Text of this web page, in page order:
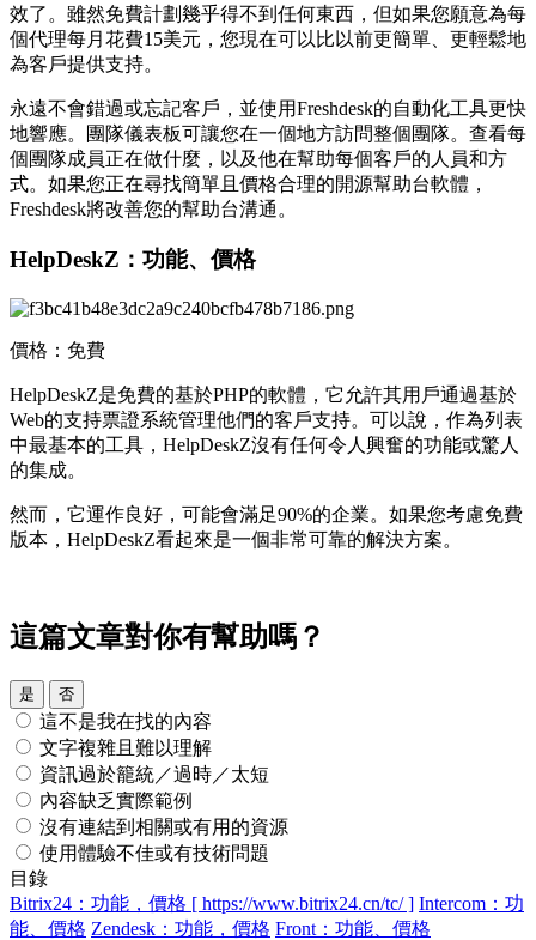
效了。雖然免費計劃幾乎得不到任何東西，但如果您願意為每
個代理每月花費15美元，您現在可以比以前更簡單、更輕鬆地
為客戶提供支持。
永遠不會錯過或忘記客戶，並使用Freshdesk的自動化工具更快
地響應。團隊儀表板可讓您在一個地方訪問整個團隊。查看每
個團隊成員正在做什麼，以及他在幫助每個客戶的人員和方
式。如果您正在尋找簡單且價格合理的開源幫助台軟體，
Freshdesk將改善您的幫助台溝通。
HelpDeskZ：功能、價格
價格：免費
HelpDeskZ是免費的基於PHP的軟體，它允許其用戶通過基於
Web的支持票證系統管理他們的客戶支持。可以說，作為列表
中最基本的工具，HelpDeskZ沒有任何令人興奮的功能或驚人
的集成。
然而，它運作良好，可能會滿足90%的企業。如果您考慮免費
版本，HelpDeskZ看起來是一個非常可靠的解決方案。
這篇文章對你有幫助嗎？
是 否
這不是我在找的內容
文字複雜且難以理解
資訊過於籠統／過時／太短
內容缺乏實際範例
沒有連結到相關或有用的資源
使用體驗不佳或有技術問題
目錄
Bitrix24：功能，價格 [ https://www.bitrix24.cn/tc/ ] Intercom：功
能、價格 Zendesk：功能，價格 Front：功能、價格